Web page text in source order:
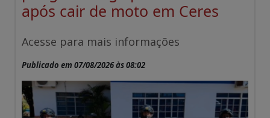
após cair de moto em Ceres
Acesse para mais informações
Publicado em 07/08/2026 às 08:02